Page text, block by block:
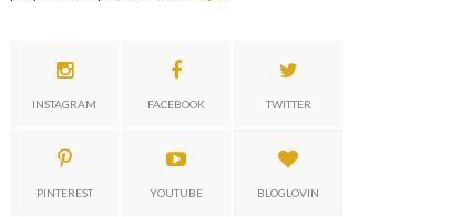
INSTAGRAM FACEBOOK TWITTER
PINTEREST YOUTUBE BLOGLOVIN